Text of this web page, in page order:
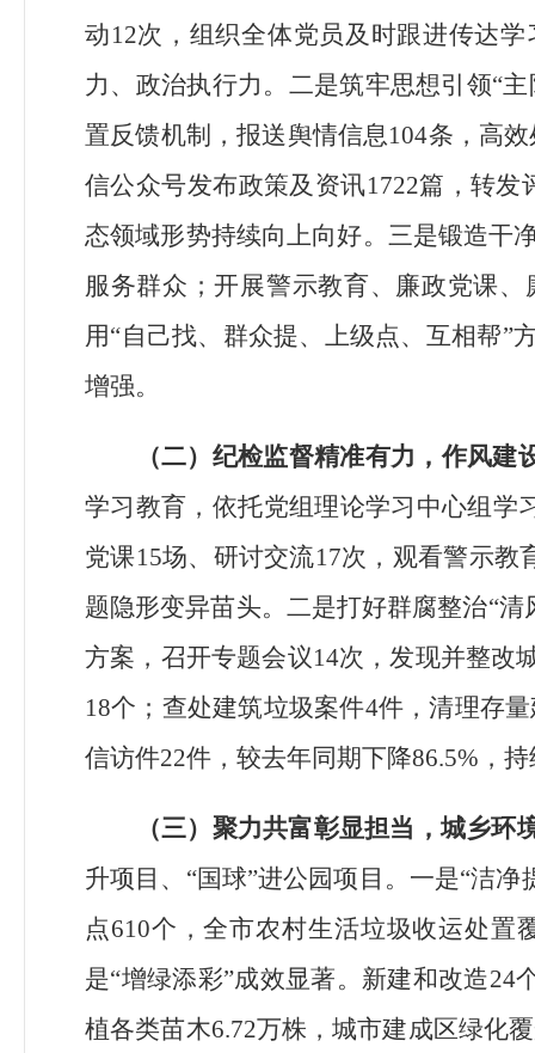
动12次，组织全体党员及时跟进传达
力、政治执行力。二是筑牢思想引领“主
置反馈机制，报送舆情信息104条，高
信公众号发布政策及资讯1722篇，转发
态领域形势持续向上向好。三是锻造干
服务群众；开展警示教育、廉政党课
用“自己找、群众提、上级点、互相帮”
增强。
（二）纪检监督精准有力，作风建
学习教育，依托党组理论学习中心组学
党课15场、研讨交流17次，观看警示教
题隐形变异苗头。二是打好群腐整治“清
方案，召开专题会议14次，发现并整改
18个；查处建筑垃圾案件4件，清理存
信访件22件，较去年同期下降86.5% ，
（三）聚力共富彰显担当，城乡环
升项目、 “国球”进公园项目。一是“洁净
点610个，全市农村生活垃圾收运处置
是“增绿添彩”成效显著。新建和改造24
植各类苗木6.72万株，城市建成区绿化